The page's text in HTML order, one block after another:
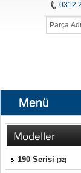
0312
Menü
Modeller
190 Serisi (32)